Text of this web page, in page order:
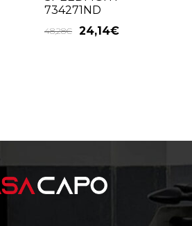
734271ND
48,28€ 24,14€